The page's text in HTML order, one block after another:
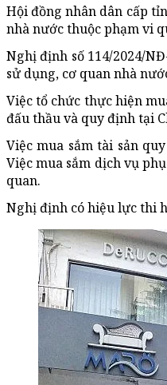
Hội đồng nhân dân cấp
nhà nước thuộc phạm vi
Nghị định số 114/2024/
sử dụng, cơ quan nhà
Việc tổ chức thực hiện
đấu thầu và quy định tại
Việc mua sắm tài sản
Việc mua sắm dịch vụ
quan.
Nghị định có hiệu lực thi